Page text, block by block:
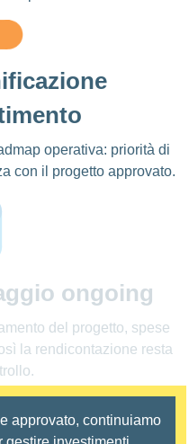
operativa: priorità di
con il progetto approvato.
ongoing
del progetto, spese
la rendicontazione resta
approvato, continuiamo